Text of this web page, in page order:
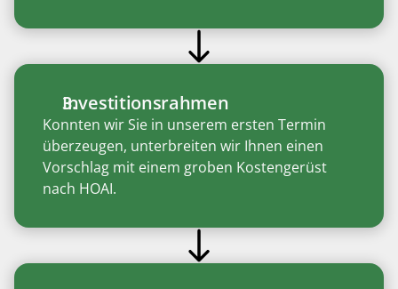
Investitionsrahmen
Konnten wir Sie in unserem ersten Termin
überzeugen, unterbreiten wir Ihnen einen
Vorschlag mit einem groben Kostengerüst
nach HOAI.